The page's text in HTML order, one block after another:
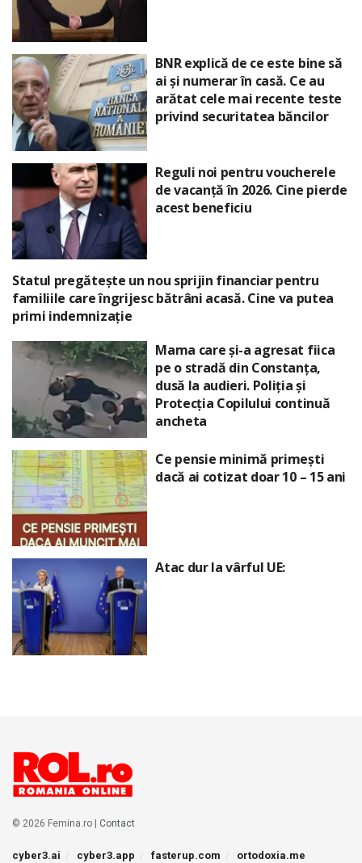
BNR explică de ce este bine să
ai și numerar în casă. Ce au
arătat cele mai recente teste
privind securitatea băncilor
Reguli noi pentru voucherele
de vacanță în 2026. Cine pierde
acest beneficiu
Statul pregătește un nou sprijin financiar pentru
familiile care îngrijesc bătrâni acasă. Cine va putea
primi indemnizație
Mama care și-a agresat fiica
pe o stradă din Constanța,
dusă la audieri. Poliția și
Protecția Copilului continuă
ancheta
Ce pensie minimă primești
dacă ai cotizat doar 10 – 15 ani
Atac dur la vârful UE:
© 2026 Femina.ro | Contact
cyber3.ai cyber3.app fasterup.com ortodoxia.me